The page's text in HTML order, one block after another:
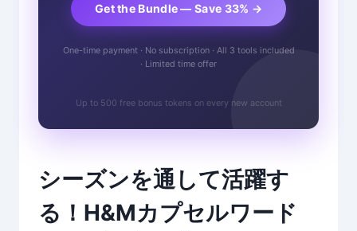
Get the Bundle — Save 33% →
One-time payment · No subscription · All 3 tools included
· Limited time offer
Up to 500 free bonus tokens on every new account
シーズンを通して活躍す
る！H&Mカプセルワード